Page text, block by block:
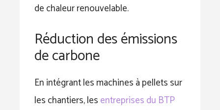
de chaleur renouvelable.
Réduction des émissions
de carbone
En intégrant les machines à pellets sur
les chantiers, lesentreprises du BTP